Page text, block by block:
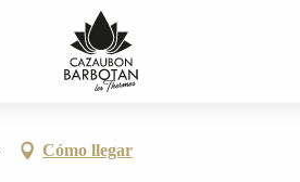
Cómo llegar